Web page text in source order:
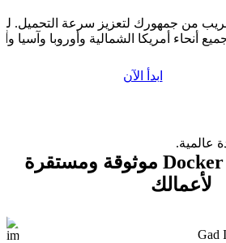
من جمهورك لتعزيز سرعة التحميل.
أنحاء أمريكا الشمالية وأوروبا وآسيا
ابدأ الآن
استضافة Docker VPS موثوقة ومستقرة
لأعمالك
Gad